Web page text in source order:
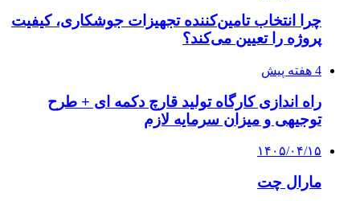
چرا انتخاب تامین‌کننده تجهیزات جوشکاری، کیفیت
پروژه را تعیین می‌کند؟
4 هفته پیش
راه اندازی کارگاه تولید قارچ دکمه ای + طرح
توجیهی و میزان سرمایه لازم
۱۴۰۵/۰۴/۱۵
مارال چت